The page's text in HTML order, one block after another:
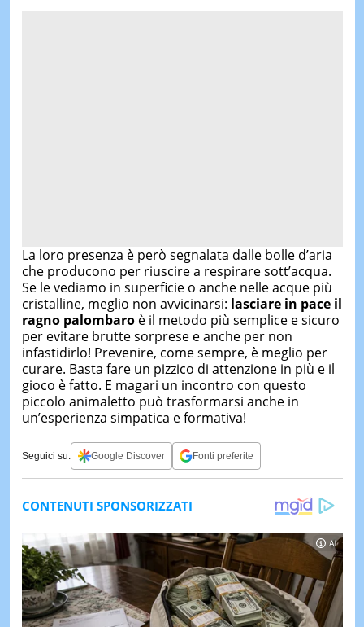
La loro presenza è però segnalata dalle bolle d’aria
che producono per riuscire a respirare sott’acqua.
Se le vediamo in superficie o anche nelle acque più
cristalline, meglio non avvicinarsi: lasciare in pace il
ragno palombaro è il metodo più semplice e sicuro
per evitare brutte sorprese e anche per non
infastidirlo! Prevenire, come sempre, è meglio per
curare. Basta fare un pizzico di attenzione in più e il
gioco è fatto. E magari un incontro con questo
piccolo animaletto può trasformarsi anche in
un’esperienza simpatica e formativa!
Seguici su: Google Discover Fonti preferite